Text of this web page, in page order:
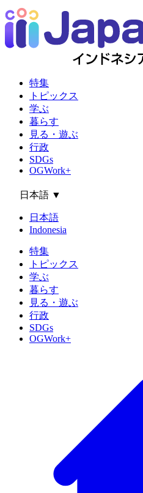
特集
トピックス
学ぶ
暮らす
見る・遊ぶ
行政
SDGs
OGWork+
日本語 ▼
日本語
Indonesia
特集
トピックス
学ぶ
暮らす
見る・遊ぶ
行政
SDGs
OGWork+